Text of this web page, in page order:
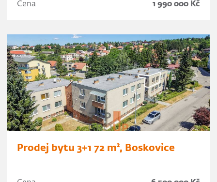
Cena 1 990 000 Kč
Prodej bytu 3+1 72 m², Boskovice